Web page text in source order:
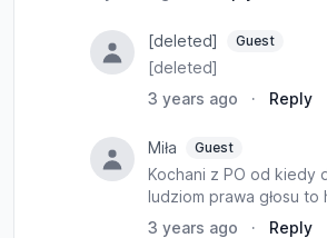
[deleted] Guest
[deleted]
3 years ago
· Reply
Miła Guest
Kochani z PO od kiedy
ludziom prawa głosu to
3 years ago
· Reply